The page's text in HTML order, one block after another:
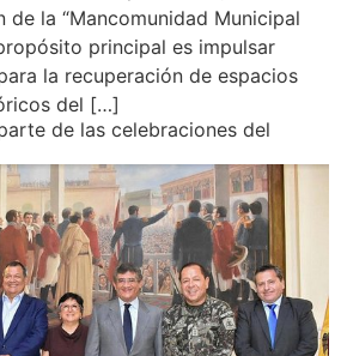
la “Mancomunidad Municipal
principal es impulsar
la recuperación de espacios
del […]
de las celebraciones del